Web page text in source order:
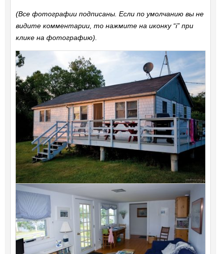
(Все фотографии подписаны. Если по умолчанию вы не
видите комментарии, то нажмите на иконку “i” при
клике на фотографию).